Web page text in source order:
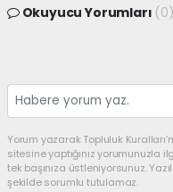
Okuyucu Yorumları (0)
Yorum yazarak Topluluk
sitesine yaptığınız yorumunuzla
tek başınıza üstleniyorsunuz.
şekilde sorumlu tutulamaz.